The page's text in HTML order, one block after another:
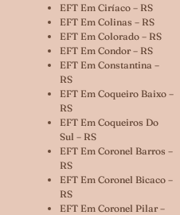
EFT Em Ciríaco – RS
EFT Em Colinas – RS
EFT Em Colorado – RS
EFT Em Condor – RS
EFT Em Constantina –
RS
EFT Em Coqueiro Baixo –
RS
EFT Em Coqueiros Do
Sul – RS
EFT Em Coronel Barros –
RS
EFT Em Coronel Bicaco –
RS
EFT Em Coronel Pilar –